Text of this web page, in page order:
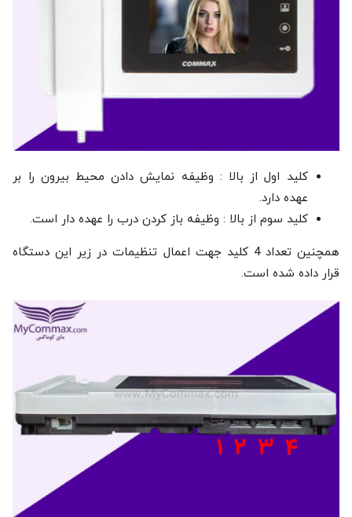
کلید اول از بالا : وظیفه نمایش دادن محیط بیرون را بر
عهده دارد.
کلید سوم از بالا : وظیفه باز کردن درب را عهده دار است.
همچنین تعداد 4 کلید جهت اعمال تنظیمات در زیر این دستگاه
قرار داده شده است.